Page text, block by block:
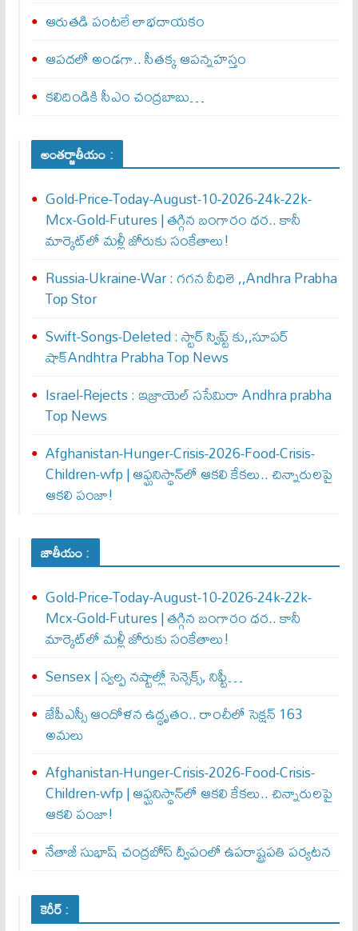
ఆరుతడి పంటలే లాభదాయకం
ఆపదలో అండగా.. సీతక్క ఆపన్నహస్తం
కలిదిండికి సీఎం చంద్రబాబు…
అంతర్జాతీయం :
Gold-Price-Today-August-10-2026-24k-22k-
Mcx-Gold-Futures | తగ్గిన బంగారం ధర.. కానీ
మార్కెట్‌లో మళ్లీ జోరుకు సంకేతాలు!
Russia-Ukraine-War : గ‌గ‌న వీధిలె ,,Andhra Prabha
Top Stor
Swift-Songs-Deleted : స్టార్ స్విప్ట్ కు,,సూప‌ర్
షాక్Andhtra Prabha Top News
Israel-Rejects : ఇజ్రాయెల్ స‌సేమిరా Andhra prabha
Top News
Afghanistan-Hunger-Crisis-2026-Food-Crisis-
Children-wfp | ఆఫ్ఘనిస్థాన్‌లో ఆకలి కేకలు.. చిన్నారులపై
ఆకలి పంజా!
జాతీయం :
Gold-Price-Today-August-10-2026-24k-22k-
Mcx-Gold-Futures | తగ్గిన బంగారం ధర.. కానీ
మార్కెట్‌లో మళ్లీ జోరుకు సంకేతాలు!
Sensex | స్వల్ప నష్టాల్లో సెన్సెక్స్, నిఫ్టీ…
జేపీఎస్సీ ఆందోళన ఉద్ధృతం.. రాంచీలో సెక్షన్‌ 163
అమలు
Afghanistan-Hunger-Crisis-2026-Food-Crisis-
Children-wfp | ఆఫ్ఘనిస్థాన్‌లో ఆకలి కేకలు.. చిన్నారులపై
ఆకలి పంజా!
నేతాజీ సుభాష్ చంద్రబోస్ ద్వీపంలో ఉపరాష్ట్రపతి పర్యటన
కెరీర్ :